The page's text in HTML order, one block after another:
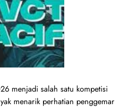
menjadi salah satu kompetisi
menarik perhatian penggemar